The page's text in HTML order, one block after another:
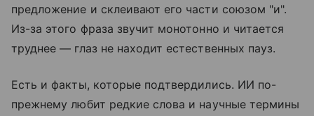
предложение и склеивают его части союзом "и".
Из-за этого фраза звучит монотонно и читается
труднее — глаз не находит естественных пауз.
Есть и факты, которые подтвердились. ИИ по-
прежнему любит редкие слова и научные термины